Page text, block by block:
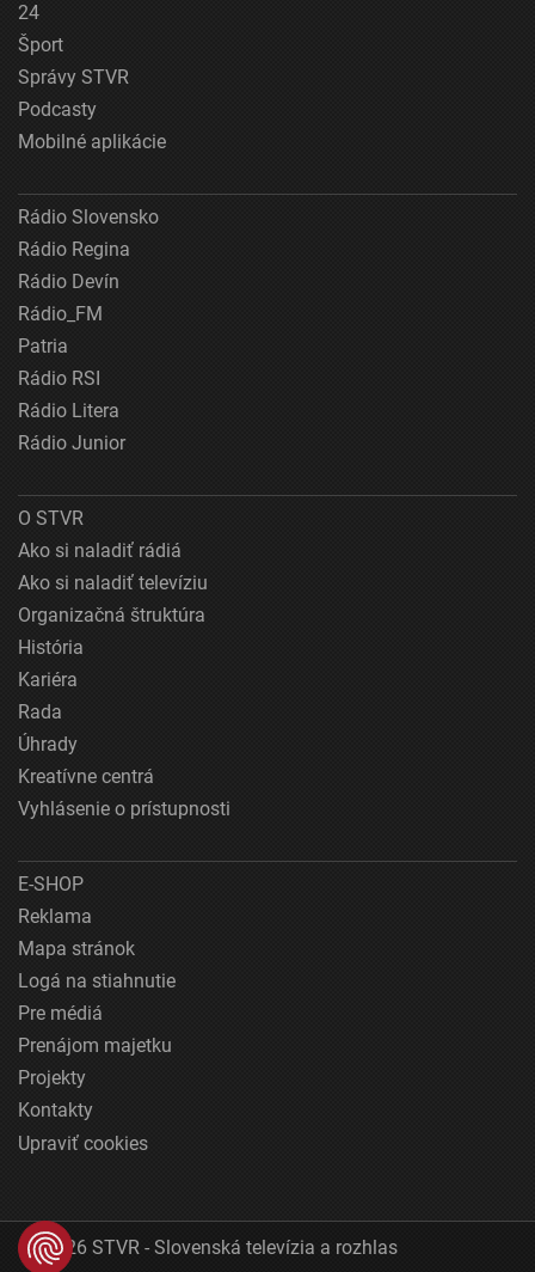
24
Šport
Správy STVR
Podcasty
Mobilné aplikácie
Rádio Slovensko
Rádio Regina
Rádio Devín
Rádio_FM
Patria
Rádio RSI
Rádio Litera
Rádio Junior
O STVR
Ako si naladiť rádiá
Ako si naladiť televíziu
Organizačná štruktúra
História
Kariéra
Rada
Úhrady
Kreatívne centrá
Vyhlásenie o prístupnosti
E-SHOP
Reklama
Mapa stránok
Logá na stiahnutie
Pre médiá
Prenájom majetku
Projekty
Kontakty
Upraviť cookies
© 2026 STVR - Slovenská televízia a rozhlas